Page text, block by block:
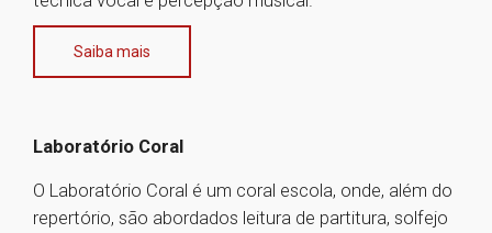
Saiba mais
Laboratório Coral
O Laboratório Coral é um coral escola, onde, além do
repertório, são abordados leitura de partitura, solfejo